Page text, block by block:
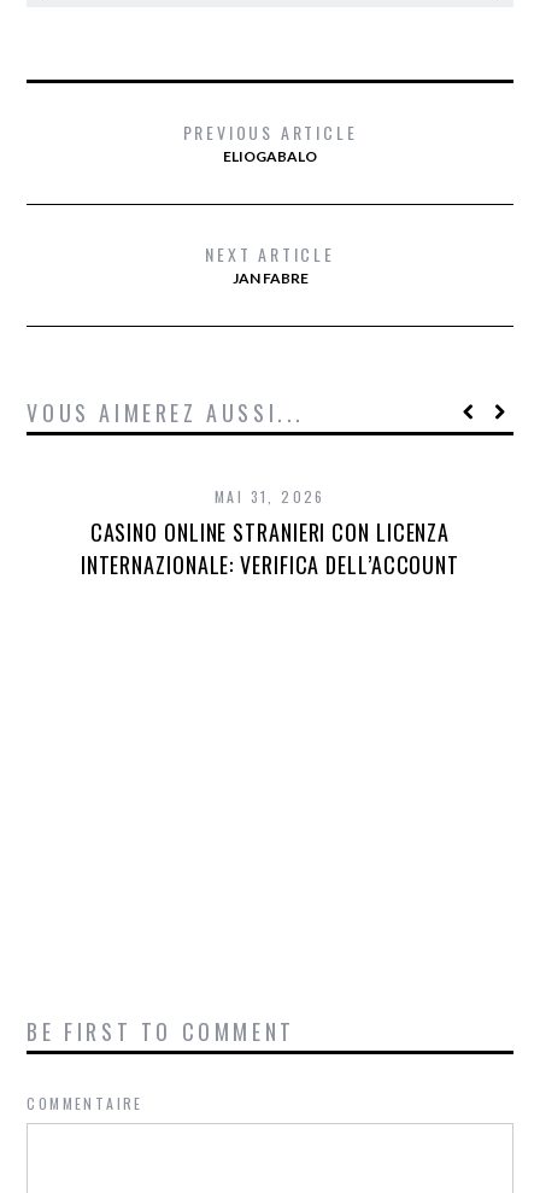
PREVIOUS ARTICLE
ELIOGABALO
NEXT ARTICLE
JAN FABRE
VOUS AIMEREZ AUSSI...
MAI 31, 2026
CASINO ONLINE STRANIERI CON LICENZA
INTERNAZIONALE: VERIFICA DELL’ACCOUNT
BE FIRST TO COMMENT
COMMENTAIRE